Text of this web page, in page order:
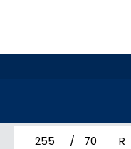
jmenovitá šířka